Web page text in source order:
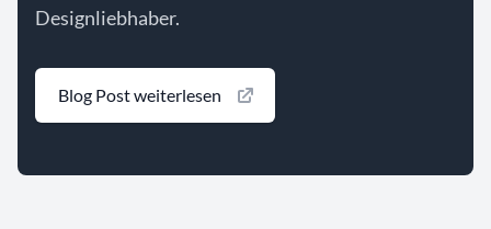
Designliebhaber.
Blog Post weiterlesen